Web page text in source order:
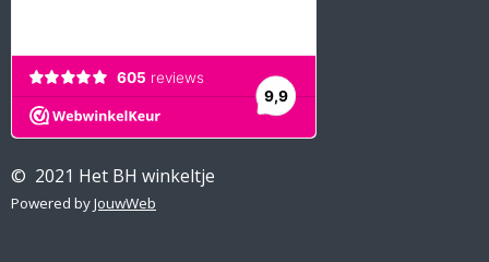
© 2021 Het BH winkeltje
Powered byJouwWeb